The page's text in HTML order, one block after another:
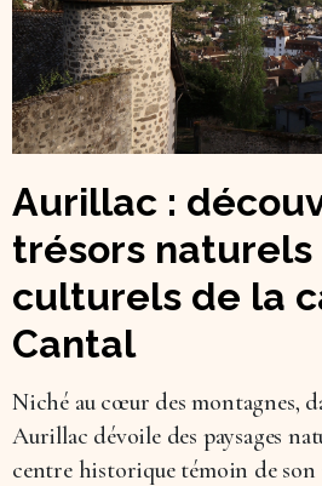
Aurillac :
trésors
culturels de la
Cantal
Niché au cœur des montagnes,
Aurillac dévoile des paysages
centre historique témoin de son